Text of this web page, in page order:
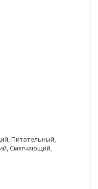
Питательный,
Смягчающий,